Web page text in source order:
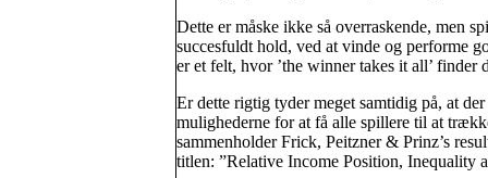
Dette er måske ikke så overraskende, men
succesfuldt hold, ved at vinde og performe
er et felt, hvor ’the winner takes it all’ finder
Er dette rigtig tyder meget samtidig på, at
mulighederne for at få alle spillere til at
sammenholder Frick, Peitzner & Prinz’s
titlen: ”Relative Income Position, Inequality